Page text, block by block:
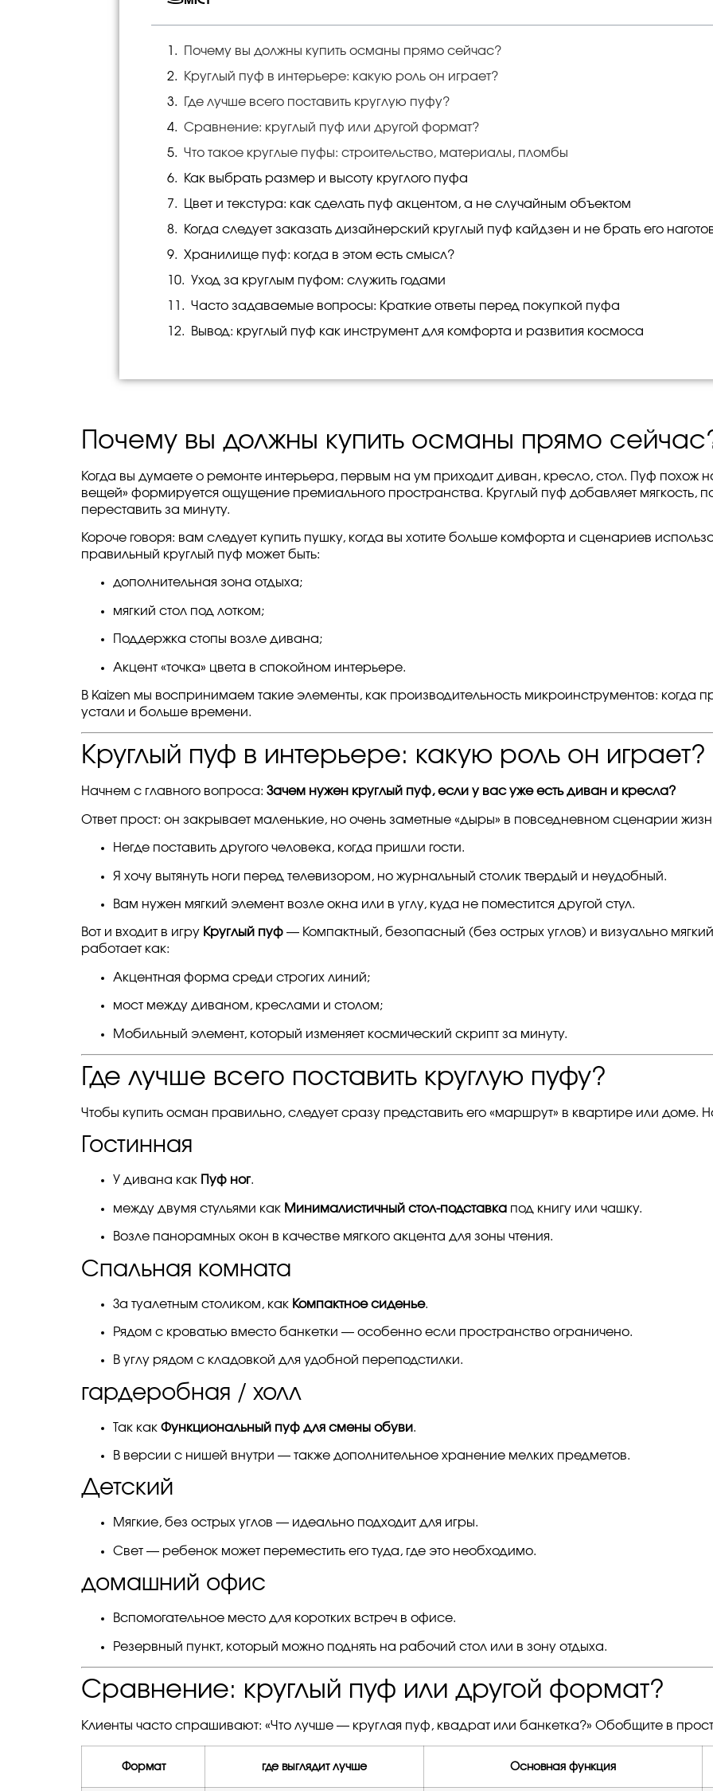
Почему вы должны купить османы прямо сейчас?
Круглый пуф в интерьере: какую роль он играет?
Где лучше всего поставить круглую пуфу?
Сравнение: круглый пуф или другой формат?
Что такое круглые пуфы: строительство, материалы, пломбы
Как выбрать размер и высоту круглого пуфа
Цвет и текстура: как сделать пуф акцентом, а не случайным объектом
Когда следует заказать дизайнерский круглый пуф кайдзен и не брать его
Хранилище пуф: когда в этом есть смысл?
Уход за круглым пуфом: служить годами
Часто задаваемые вопросы: Краткие ответы перед покупкой пуфа
Вывод: круглый пуф как инструмент для комфорта и развития космоса
Почему вы должны купить османы прямо
Когда вы думаете о ремонте интерьера, первым на ум приходит диван, кресло, стол. Пуф похож
вещей» формируется ощущение премиального пространства. Круглый пуф добавляет мягкость,
переставить за минуту.
Короче говоря: вам следует купить пушку, когда вы хотите больше комфорта и сценариев
правильный круглый пуф может быть:
дополнительная зона отдыха;
мягкий стол под лотком;
Поддержка стопы возле дивана;
Акцент «точка» цвета в спокойном интерьере.
В Kaizen мы воспринимаем такие элементы, как производительность микроинструментов: когда
устали и больше времени.
Круглый пуф в интерьере: какую роль он играет?
Начнем с главного вопроса: Зачем нужен круглый пуф, если у вас уже есть диван и кресла?
Ответ прост: он закрывает маленькие, но очень заметные «дыры» в повседневном сценарии
Негде поставить другого человека, когда пришли гости.
Я хочу вытянуть ноги перед телевизором, но журнальный столик твердый и неудобный.
Вам нужен мягкий элемент возле окна или в углу, куда не поместится другой стул.
Вот и входит в игру Круглый пуф — Компактный, безопасный (без острых углов) и визуально
работает как:
Акцентная форма среди строгих линий;
мост между диваном, креслами и столом;
Мобильный элемент, который изменяет космический скрипт за минуту.
Где лучше всего поставить круглую пуфу?
Чтобы купить осман правильно, следует сразу представить его «маршрут» в квартире или
Гостинная
У дивана как Пуф ног.
между двумя стульями как Минималистичный стол-подставка под книгу или чашку.
Возле панорамных окон в качестве мягкого акцента для зоны чтения.
Спальная комната
За туалетным столиком, как Компактное сиденье.
Рядом с кроватью вместо банкетки — особенно если пространство ограничено.
В углу рядом с кладовкой для удобной переподстилки.
гардеробная / холл
Так как Функциональный пуф для смены обуви.
В версии с нишей внутри — также дополнительное хранение мелких предметов.
Детский
Мягкие, без острых углов — идеально подходит для игры.
Свет — ребенок может переместить его туда, где это необходимо.
домашний офис
Вспомогательное место для коротких встреч в офисе.
Резервный пункт, который можно поднять на рабочий стол или в зону отдыха.
Сравнение: круглый пуф или другой формат?
Клиенты часто спрашивают: «Что лучше — круглая пуф, квадрат или банкетка?» Обобщите в
Формат где выглядит лучше Основная функция